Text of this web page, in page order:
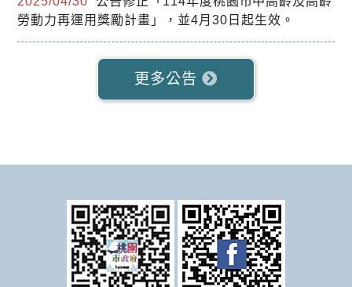
匯入帳號後
勞動力再運用獎勵計畫」，並4月30日起生效。
更多公告